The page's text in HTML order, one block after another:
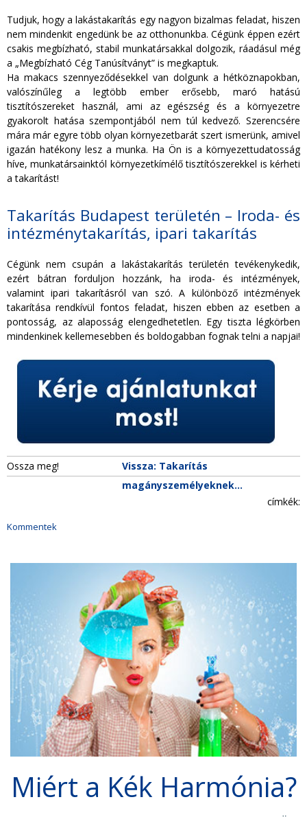
Tudjuk, hogy a lakástakarítás egy nagyon bizalmas feladat, hiszen
nem mindenkit engedünk be az otthonunkba. Cégünk éppen ezért
csakis megbízható, stabil munkatársakkal dolgozik, ráadásul még
a „Megbízható Cég Tanúsítványt” is megkaptuk.
Ha makacs szennyeződésekkel van dolgunk a hétköznapokban,
valószínűleg a legtöbb ember erősebb, maró hatású
tisztítószereket használ, ami az egészség és a környezetre
gyakorolt hatása szempontjából nem túl kedvező. Szerencsére
mára már egyre több olyan környezetbarát szert ismerünk, amivel
igazán hatékony lesz a munka. Ha Ön is a környezettudatosság
híve, munkatársainktól környezetkímélő tisztítószerekkel is kérheti
a takarítást!
Takarítás Budapest területén – Iroda- és
intézménytakarítás, ipari takarítás
Cégünk nem csupán a lakástakarítás területén tevékenykedik,
ezért bátran forduljon hozzánk, ha iroda- és intézmények,
valamint ipari takarításról van szó. A különböző intézmények
takarítása rendkívül fontos feladat, hiszen ebben az esetben a
pontosság, az alaposság elengedhetetlen. Egy tiszta légkörben
mindenkinek kellemesebben és boldogabban fognak telni a napjai!
Ossza meg!
Vissza: Takarítás
magányszemélyeknek...
címkék:
Kommentek
Miért a Kék Harmónia?